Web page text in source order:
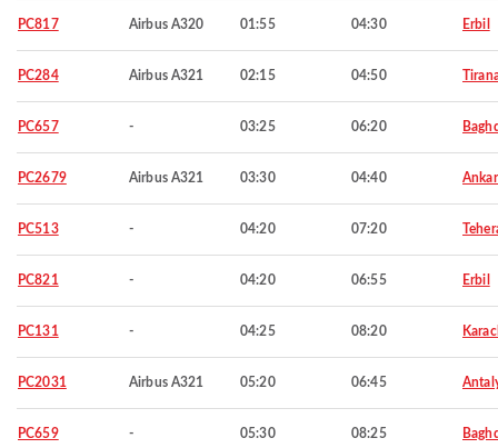
PC817 Airbus A320 01:55 04:30 Erbil
PC284 Airbus A321 02:15 04:50
PC657 - 03:25 06:20
PC2679 Airbus A321 03:30 04:40
PC513 - 04:20 07:20
PC821 - 04:20 06:55 Erbil
PC131 - 04:25 08:20
PC2031 Airbus A321 05:20 06:45
PC659 - 05:30 08:25